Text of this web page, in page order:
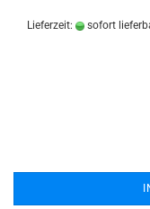
Lieferzeit: sofort